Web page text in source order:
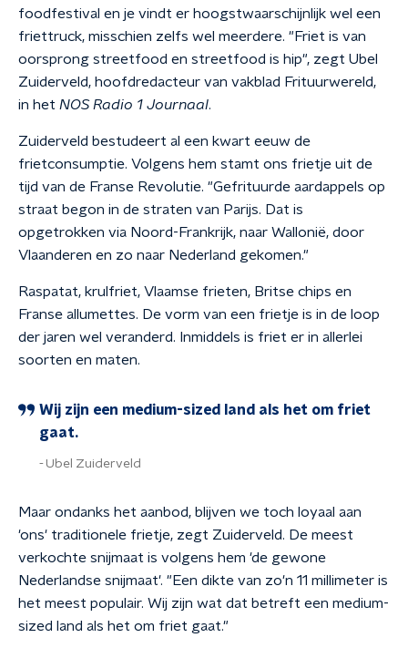
foodfestival en je vindt er hoogstwaarschijnlijk wel een
friettruck, misschien zelfs wel meerdere. "Friet is van
oorsprong streetfood en streetfood is hip", zegt Ubel
Zuiderveld, hoofdredacteur van vakblad Frituurwereld,
in het NOS Radio 1 Journaal.
Zuiderveld bestudeert al een kwart eeuw de
frietconsumptie. Volgens hem stamt ons frietje uit de
tijd van de Franse Revolutie. "Gefrituurde aardappels op
straat begon in de straten van Parijs. Dat is
opgetrokken via Noord-Frankrijk, naar Wallonië, door
Vlaanderen en zo naar Nederland gekomen."
Raspatat, krulfriet, Vlaamse frieten, Britse chips en
Franse allumettes. De vorm van een frietje is in de loop
der jaren wel veranderd. Inmiddels is friet er in allerlei
soorten en maten.
Wij zijn een medium-sized land als het om friet
gaat.
Ubel Zuiderveld
Maar ondanks het aanbod, blijven we toch loyaal aan
'ons' traditionele frietje, zegt Zuiderveld. De meest
verkochte snijmaat is volgens hem 'de gewone
Nederlandse snijmaat'. "Een dikte van zo'n 11 millimeter is
het meest populair. Wij zijn wat dat betreft een medium-
sized land als het om friet gaat."